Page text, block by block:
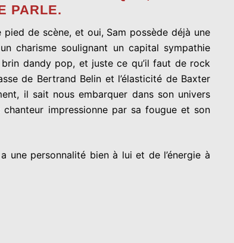
PARLE.
de scène, et oui, Sam possède déjà une
charisme soulignant un capital sympathie
brin dandy pop, et juste ce qu’il faut de rock
de Bertrand Belin et l’élasticité de Baxter
il sait nous embarquer dans son univers
impressionne par sa fougue et son
une personnalité bien à lui et de l’énergie à